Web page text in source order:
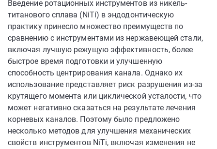
Введение ротационных инструментов из никель-
титанового сплава (NiTi) в эндодонтическую
практику принесло множество преимуществ по
сравнению с инструментами из нержавеющей стали,
включая лучшую режущую эффективность, более
быстрое время подготовки и улучшенную
способность центрирования канала. Однако их
использование представляет риск разрушения из-за
крутящего момента или циклической усталости, что
может негативно сказаться на результате лечения
корневых каналов. Поэтому было предложено
несколько методов для улучшения механических
свойств инструментов NiTi, включая изменения не